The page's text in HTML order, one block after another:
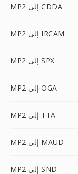
MP2 إلى CDDA
MP2 إلى IRCAM
MP2 إلى SPX
MP2 إلى OGA
MP2 إلى TTA
MP2 إلى MAUD
MP2 إلى SND